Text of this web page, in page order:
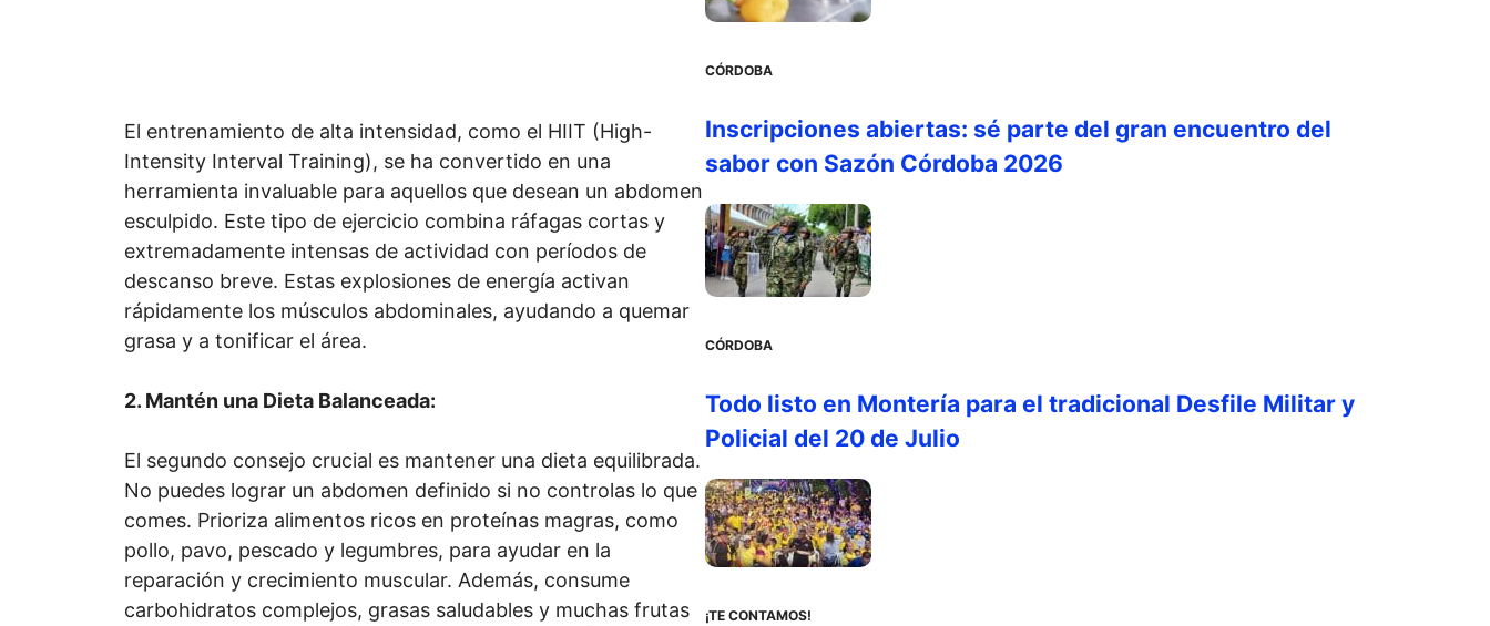
El entrenamiento de alta intensidad, como el HIIT (High-
Intensity Interval Training), se ha convertido en una
herramienta invaluable para aquellos que desean un abdomen
esculpido. Este tipo de ejercicio combina ráfagas cortas y
extremadamente intensas de actividad con períodos de
descanso breve. Estas explosiones de energía activan
rápidamente los músculos abdominales, ayudando a quemar
grasa y a tonificar el área.
2. Mantén una Dieta Balanceada:
El segundo consejo crucial es mantener una dieta equilibrada.
No puedes lograr un abdomen definido si no controlas lo que
comes. Prioriza alimentos ricos en proteínas magras, como
pollo, pavo, pescado y legumbres, para ayudar en la
reparación y crecimiento muscular. Además, consume
carbohidratos complejos, grasas saludables y muchas frutas
CÓRDOBA
Inscripciones abiertas: sé parte del gran encuentro del
sabor con Sazón Córdoba 2026
CÓRDOBA
Todo listo en Montería para el tradicional Desfile Militar y
Policial del 20 de Julio
¡TE CONTAMOS!